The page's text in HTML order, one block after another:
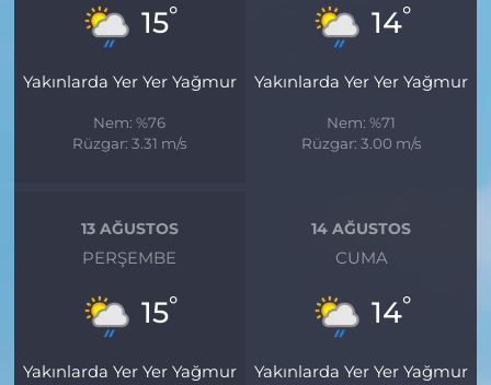
15°
Yakınlarda Yer Yer Yağmur
Nem: %76
Rüzgar: 3.31 m/s
14°
Yakınlarda Yer Yer Yağmur
Nem: %71
Rüzgar: 3.00 m/s
13 AĞUSTOS
PERŞEMBE
15°
Yakınlarda Yer Yer Yağmur
14 AĞUSTOS
CUMA
14°
Yakınlarda Yer Yer Yağmur